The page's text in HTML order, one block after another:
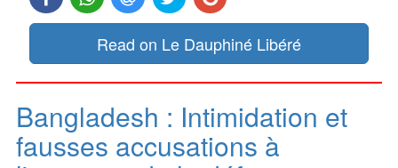
Read on Le Dauphiné Libéré
Bangladesh : Intimidation et
fausses accusations à